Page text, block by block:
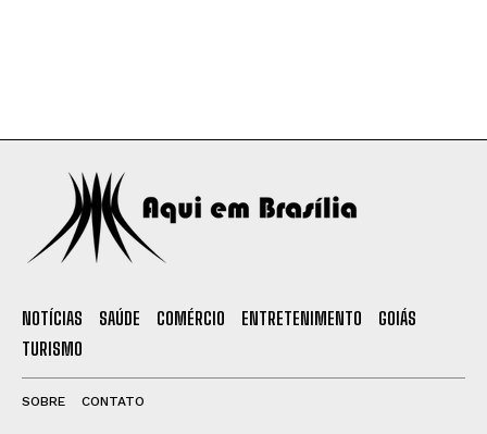
NOTÍCIAS SAÚDE COMÉRCIO ENTRETENIMENTO
GOIÁS
TURISMO
SOBRE CONTATO